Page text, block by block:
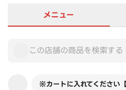
メニュー
※カートに入れてください